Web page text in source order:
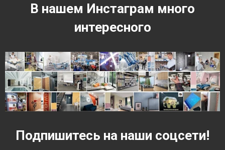
В нашем Инстаграм много
интересного
Подпишитесь на наши соцсети!